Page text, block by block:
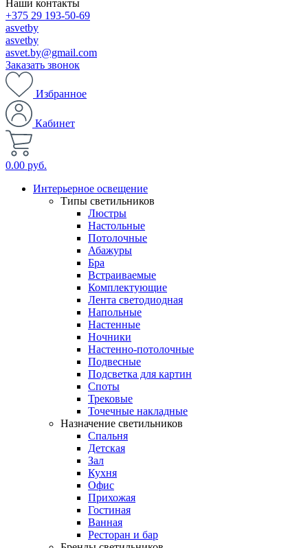
Наши контакты
+375 29 193-50-69
asvetby
asvetby
asvet.by@gmail.com
Заказать звонок
Избранное
Кабинет
0.00 руб.
Интерьерное освещение
Типы светильников
Люстры
Настольные
Потолочные
Абажуры
Бра
Встраиваемые
Комплектующие
Лента светодиодная
Напольные
Настенные
Ночники
Настенно-потолочные
Подвесные
Подсветка для картин
Споты
Трековые
Точечные накладные
Назначение светильников
Спальня
Детская
Зал
Кухня
Офис
Прихожая
Гостиная
Ванная
Ресторан и бар